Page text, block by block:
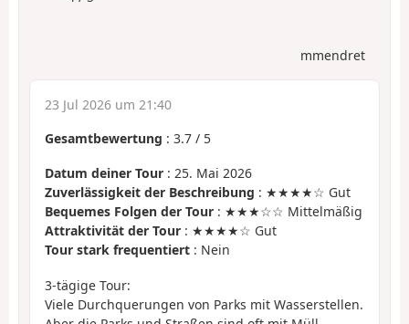
mmendret
23 Jul 2026 um 21:40
Gesamtbewertung : 3.7 / 5
Datum deiner Tour : 25. Mai 2026
Zuverlässigkeit der Beschreibung : ★★★★☆ Gut
Bequemes Folgen der Tour : ★★★☆☆ Mittelmäßig
Attraktivität der Tour : ★★★★☆ Gut
Tour stark frequentiert : Nein
3-tägige Tour:
Viele Durchquerungen von Parks mit Wasserstellen.